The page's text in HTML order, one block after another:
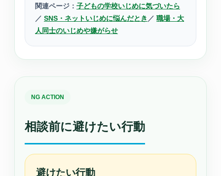
関連ページ： 子どもの学校いじめに気づいたら
／ SNS・ネットいじめに悩んだとき ／ 職場・大
人同士のいじめや嫌がらせ
NG ACTION
相談前に避けたい行動
避けたい行動